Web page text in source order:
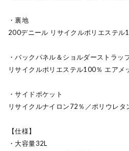
・裏地
200デニール リサイクルポリエステル
・バックパネル＆ショルダーストラッ
リサイクルポリエステル100％ エアメ
・サイドポケット
リサイクルナイロン72％／ポリウレタ
【仕様】
・大容量32L